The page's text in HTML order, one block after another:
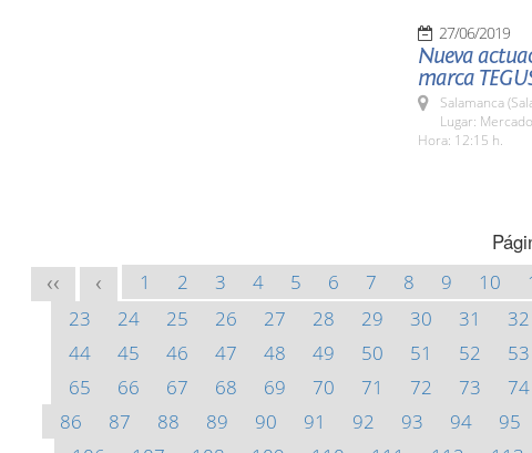
27/06/2019
Nueva
marca
Salamanca
Lugar:
Hora: 12:15 h.
<< < 1 2 3 4 5 6 7 8 9 10
23
24 25 26 27 28 29 30 31 32
44
45 46 47 48 49 50 51 52 53
65
66 67 68 69 70 71 72 73 74
86
87 88 89 90 91 92 93 94 95